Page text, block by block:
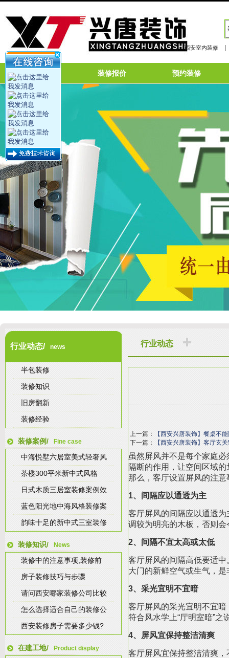
西安室内装修
网站首页 装修报价 预约装修
行业动态/ news
半包装修
装修知识
旧房翻新
装修经验
装修案例/ Fine case
中海悦墅六居室美式轻奢风
茶楼300平米新中式风格
日式木质三居室装修案例效
蓝色阳光地中海风格装修案
韵味十足的新中式三室装修
装修知识/ News
装修中的注意事项,装修前
房子装修技巧与步骤
请问西安哪家装修公司比较
怎么选择适合自己的装修公
西安装修房子需要多少钱?
在建工地/ Product display
行业动态
上一篇：
【西安兴唐装饰】餐桌不
下一篇：
【西安兴唐装饰】客厅玄
虽然屏风并不是每个家庭
隔断的作用，让空间区域
那么，客厅设置屏风的注
1、间隔应以通透为主
客厅屏风的间隔应以通透
调较为明亮的木板，否则
2、间隔不宜太高或太低
客厅屏风的间隔高低要适
大门的新鲜空气或生气，
3、采光宜明不宜暗
客厅屏风的采光宜明不宜
符合风水学上“厅明室暗”之
4、屏风宜保持整洁清爽
客厅屏风宜保持整洁清爽